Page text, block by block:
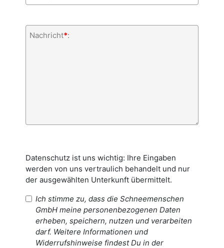
Nachricht*:
Datenschutz ist uns wichtig: Ihre Eingaben
werden von uns vertraulich behandelt und nur
der ausgewählten Unterkunft übermittelt.
Ich stimme zu, dass die Schneemenschen
GmbH meine personenbezogenen Daten
erheben, speichern, nutzen und verarbeiten
darf. Weitere Informationen und
Widerrufshinweise findest Du in der